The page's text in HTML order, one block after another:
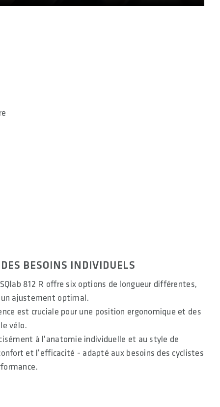
BESOINS INDIVIDUELS
812 R offre six options de longueur différentes,
ajustement optimal.
est cruciale pour une position ergonomique et des
vélo.
à l'anatomie individuelle et au style de
et l'efficacité - adapté aux besoins des cyclistes